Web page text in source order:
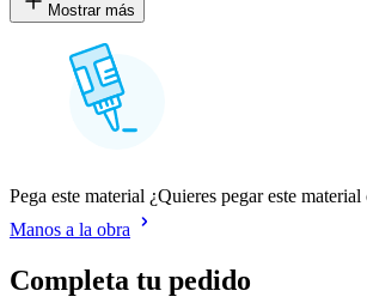
Mostrar más
Pega este material ¿Quieres pegar este
Manos a la obra
Completa tu pedido